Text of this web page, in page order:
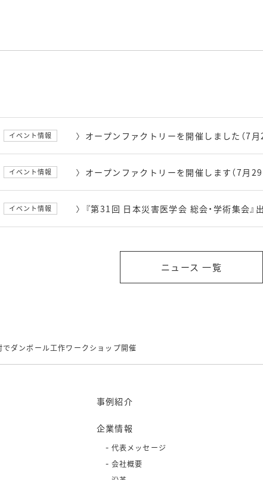
イベント情報 オープンファクトリーを開催しました（7月
イベント情報 オープンファクトリーを開催します（7月
イベント情報 『第31回 日本災害医学会 総会・学術集会』
ニュース 一覧
ダンボール工作ワークショップ開催
事例紹介
企業情報
代表メッセージ
会社概要